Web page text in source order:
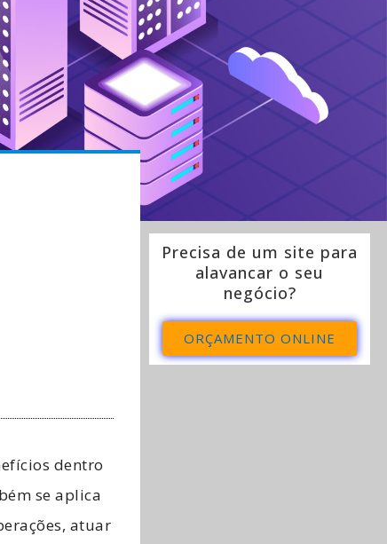
dentro
se aplica
atuar
Precisa de um site para
alavancar o seu
negócio?
ORÇAMENTO ONLINE